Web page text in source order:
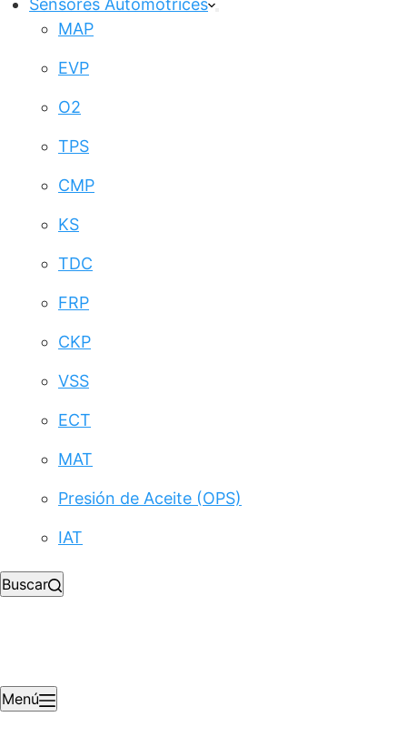
MAP
EVP
O2
TPS
CMP
KS
TDC
FRP
CKP
VSS
ECT
MAT
Presión de Aceite (OPS)
IAT
Buscar
Menú